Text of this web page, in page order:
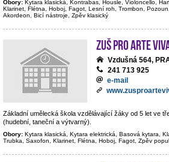
Obory: Kytara klasická, Kontrabas, Housle, Violoncello,
Klarinet, Flétna, Hoboj, Fagot, Lesní roh, Trombon,
Akordeon, Bicí nástroje, Zpěv klasický
ZUŠ PRO ARTE
Vzdušná 564,
241 713 925
e-mail
Základní umělecká škola vzdělávající žáky od 5 let ve
(hudební, taneční a výtvarný).
Obory: Kytara klasická, Kytara elektrická, Basová kytara,
Trubka, Saxofon, Klarinet, Flétna, Hoboj, Fagot, Zpěv